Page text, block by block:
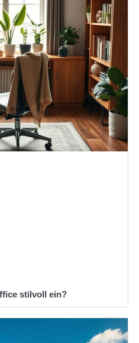
stilvoll ein?